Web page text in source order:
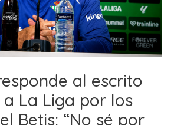
al escrito
La Liga por los
Betis: “No sé por